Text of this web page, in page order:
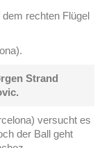
rechten Flügel
Strand
versucht es
der Ball geht